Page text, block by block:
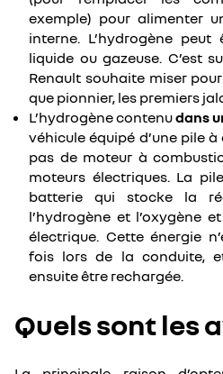
exemple) pour alimenter
interne. L’hydrogène
liquide ou gazeuse. C’est
Renault souhaite miser
que pionnier, les premiers
L’hydrogène contenudans
véhicule équipé d’une pile
pas de moteur à
moteurs électriques. La
batterie qui stocke la
l’hydrogène et l’oxygène
électrique. Cette énergie
fois lors de la conduite,
ensuite être rechargée.
Quels sont les